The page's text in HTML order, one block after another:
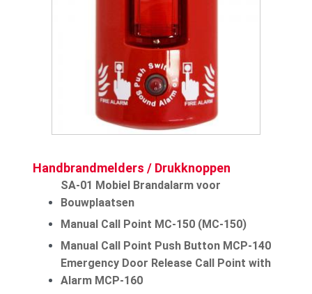
Handbrandmelders / Drukknoppen
SA-01 Mobiel Brandalarm voor
Bouwplaatsen
Manual Call Point MC-150 (MC-150)
Manual Call Point Push Button MCP-140
Emergency Door Release Call Point with
Alarm MCP-160